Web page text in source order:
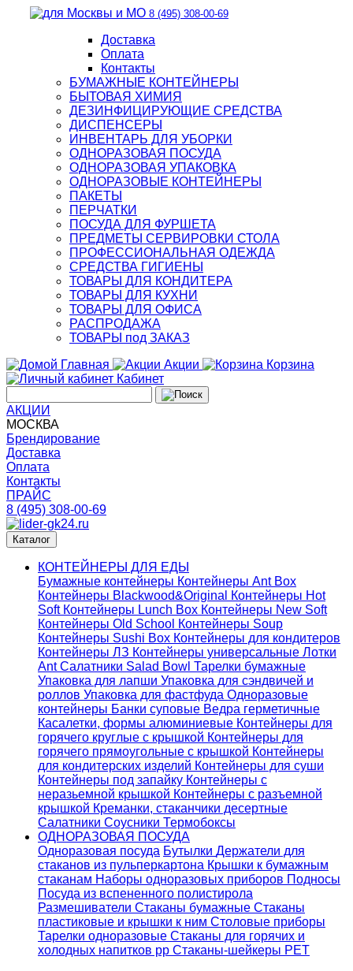
8 (495) 308-00-69
Доставка
Оплата
Контакты
БУМАЖНЫЕ КОНТЕЙНЕРЫ
БЫТОВАЯ ХИМИЯ
ДЕЗИНФИЦИРУЮЩИЕ СРЕДСТВА
ДИСПЕНСЕРЫ
ИНВЕНТАРЬ ДЛЯ УБОРКИ
ОДНОРАЗОВАЯ ПОСУДА
ОДНОРАЗОВАЯ УПАКОВКА
ОДНОРАЗОВЫЕ КОНТЕЙНЕРЫ
ПАКЕТЫ
ПЕРЧАТКИ
ПОСУДА ДЛЯ ФУРШЕТА
ПРЕДМЕТЫ СЕРВИРОВКИ СТОЛА
ПРОФЕССИОНАЛЬНАЯ ОДЕЖДА
СРЕДСТВА ГИГИЕНЫ
ТОВАРЫ ДЛЯ КОНДИТЕРА
ТОВАРЫ ДЛЯ КУХНИ
ТОВАРЫ ДЛЯ ОФИСА
РАСПРОДАЖА
ТОВАРЫ под ЗАКАЗ
Главная
Акции
Корзина
Кабинет
АКЦИИ
МОСКВА
Брендирование
Доставка
Оплата
Контакты
ПРАЙС
8 (495) 308-00-69
Каталог
КОНТЕЙНЕРЫ ДЛЯ ЕДЫ
Бумажные контейнеры Контейнеры Ant Box
Контейнеры Blackwood&Original
Контейнеры Hot
Soft Контейнеры Lunch Box Контейнеры New Soft
Контейнеры Old School Контейнеры Soup
Контейнеры Sushi Box Контейнеры для кондитеров
Контейнеры ЛЗ Контейнеры универсальные Лотки
AntСалатники Salad Bowl Тарелки бумажные
Упаковка для лапши Упаковка для сэндвичей и
роллов Упаковка для фастфуда Одноразовые
контейнеры Банки суповые Ведра герметичные
Касалетки, формы алюминиевые Контейнеры для
горячего круглые с крышкой Контейнеры для
горячего прямоугольные с крышкой Контейнеры
для кондитерских изделий Контейнеры для суши
Контейнеры под запайку Контейнеры с
неразьемной крышкой Контейнеры с разъемной
крышкой Креманки, стаканчики десертные
Салатники Соусники Термобоксы
ОДНОРАЗОВАЯ ПОСУДА
Одноразовая посуда Бутылки Держатели для
стаканов из пульперкартона Крышки к бумажным
стаканам Наборы одноразовых приборов Подносы
Посуда из вспененного полистирола
Размешиватели Стаканы бумажные Стаканы
пластиковые и крышки к ним Столовые приборы
Тарелки одноразовые Стаканы для горячих и
холодных напитков pp Стаканы-шейкеры PET